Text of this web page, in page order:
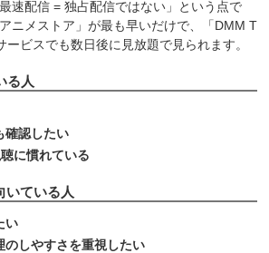
速配信 = 独占配信ではない」という点で
ニメストア」が最も早いだけで、「DMM T
ビスでも数日後に見放題で見られます。
る人
確認したい
に慣れている
いている人
い
のしやすさを重視したい